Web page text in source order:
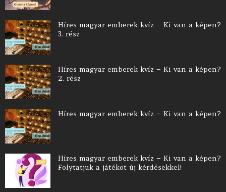
Híres magyar emberek kvíz – Ki van a képen?
3. rész
Híres magyar emberek kvíz – Ki van a képen?
2. rész
Híres magyar emberek kvíz – Ki van a képen?
Híres magyar emberek kvíz – Ki van a képen?
Folytatjuk a játékot új kérdésekkel!